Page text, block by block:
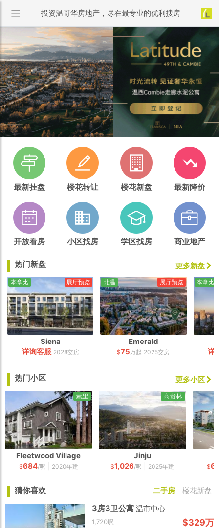
投资温哥华房地产，尽在最专业的优利搜房
最新挂盘 楼花转让 楼花新盘 最新降价
开放看房 小区找房 学区找房 商业地产
热门新盘 更多新盘
Siena
详询客服 2028交房
本拿比 展厅预览
Emerald
$75万起 2025交房
北温 展厅预览
详
本拿比
热门小区 更多小区
Fleetwood Village
$684/呎 2020年建
素里
Jinju
$1,026/呎 2025年建
高贵林
$
猜你喜欢 二手房 楼花新盘
3房3卫公寓温市中心
1,720呎 $329万